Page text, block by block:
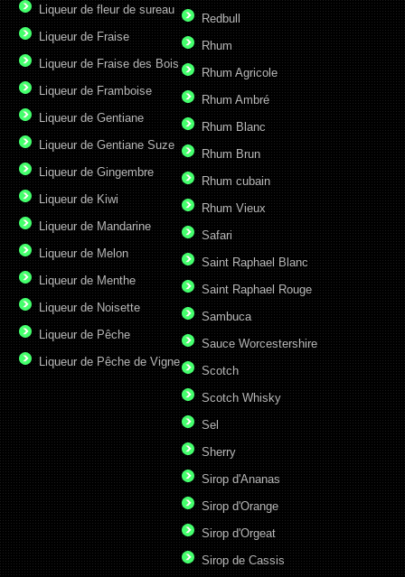
Liqueur de fleur de sureau
Liqueur de Fraise
Liqueur de Fraise des Bois
Liqueur de Framboise
Liqueur de Gentiane
Liqueur de Gentiane Suze
Liqueur de Gingembre
Liqueur de Kiwi
Liqueur de Mandarine
Liqueur de Melon
Liqueur de Menthe
Liqueur de Noisette
Liqueur de Pêche
Liqueur de Pêche de Vigne
Redbull
Rhum
Rhum Agricole
Rhum Ambré
Rhum Blanc
Rhum Brun
Rhum cubain
Rhum Vieux
Safari
Saint Raphael Blanc
Saint Raphael Rouge
Sambuca
Sauce Worcestershire
Scotch
Scotch Whisky
Sel
Sherry
Sirop d'Ananas
Sirop d'Orange
Sirop d'Orgeat
Sirop de Cassis